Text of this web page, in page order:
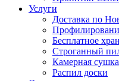
Услуги
Доставка по
Бесплатное
Строганный
Камерная
Распил доски